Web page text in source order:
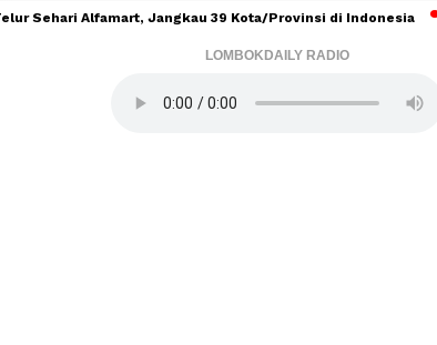
Sehari Alfamart, Jangkau 39 Kota/Provinsi di Indonesia
LOMBOKDAILY RADIO